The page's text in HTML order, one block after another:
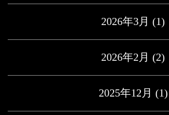
2026年3月 (1)
2026年2月 (2)
2025年12月 (1)